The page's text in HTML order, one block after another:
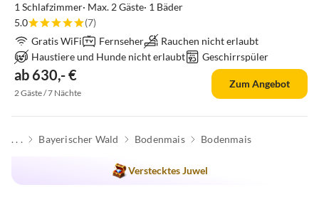
1 Schlafzimmer· Max. 2 Gäste· 1 Bäder
5.0
(7)
Gratis WiFi
Fernseher
Rauchen nicht erlaubt
Haustiere und Hunde nicht erlaubt
Geschirrspüler
ab 630,- €
2 Gäste / 7 Nächte
Zum Angebot
. . . Bayerischer Wald Bodenmais Bodenmais
Verstecktes Juwel